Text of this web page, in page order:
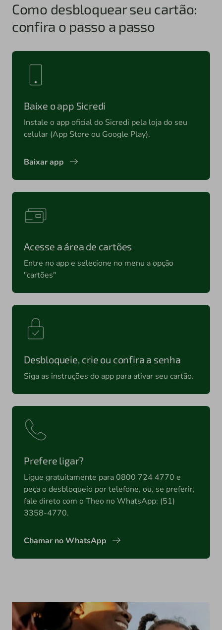
Como desbloquear seu cartão:
confira o passo a passo
Baixe o app Sicredi
Instale o app oficial do Sicredi pela loja do seu
celular (App Store ou Google Play).
Baixar app
Acesse a área de cartões
Entre no app e selecione no menu a opção
"cartões"
Desbloqueie, crie ou confira a senha
Siga as instruções do app para ativar seu cartão.
Prefere ligar?
Ligue gratuitamente para 0800 724 4770 e
peça o desbloqueio por telefone, ou, se preferir,
fale direto com o Theo no WhatsApp: (51)
3358-4770.
Chamar no WhatsApp